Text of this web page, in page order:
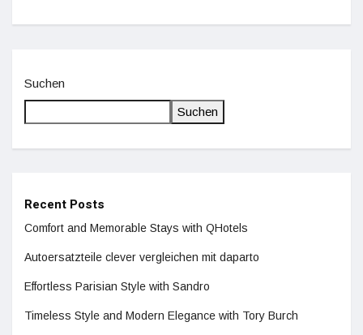
Suchen
Suchen
Recent Posts
Comfort and Memorable Stays with QHotels
Autoersatzteile clever vergleichen mit daparto
Effortless Parisian Style with Sandro
Timeless Style and Modern Elegance with Tory Burch